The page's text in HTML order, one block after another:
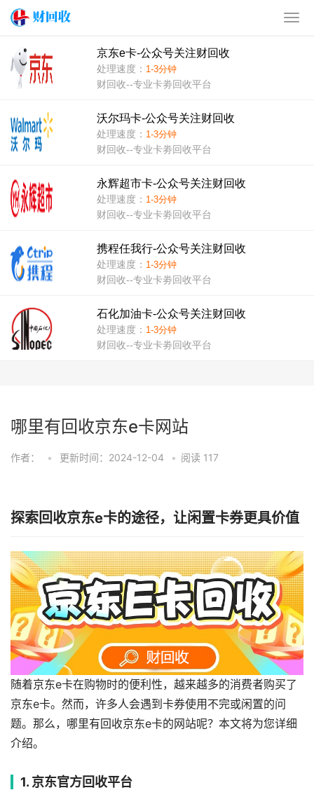
哪里有回收京东e卡网站
作者： • 更新时间：2024-12-04 • 阅读 117
探索回收京东e卡的途径，让闲置卡券更具价值
随着京东e卡在购物时的便利性，越来越多的消费者购买了
京东e卡。然而，许多人会遇到卡券使用不完或闲置的问
题。那么，哪里有回收京东e卡的网站呢？本文将为您详细
介绍。
1. 京东官方回收平台